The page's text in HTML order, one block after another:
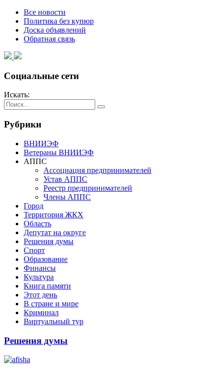
Все новости
Политика без купюр
Доска объявлений
Обратная связь
Социальные сети
Искать:
Рубрики
ВНИИЭФ
Ветераны ВНИИЭФ
АППС
Ассоциация предпринимателей
Устав АППС
Реестр предпринимателей
Члены АППС
Город
Территория ЖКХ
Область
Депутат на округе
Решения думы
Спорт
Образование
Финансы
Культура
Книга памяти
Этот день
В стране и мире
Криминал
Виртуальный тур
Решения думы